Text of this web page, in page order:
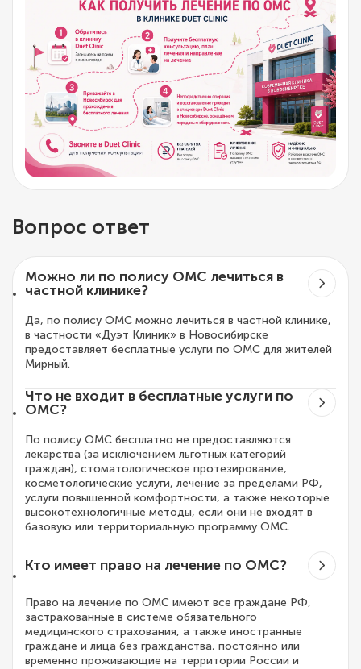
Вопрос ответ
Можно ли по полису ОМС лечиться в
частной клинике?
Да, по полису ОМС можно лечиться в частной клинике,
в частности «Дуэт Клиник» в Новосибирске
предоставляет бесплатные услуги по ОМС для жителей
Мирный.
Что не входит в бесплатные услуги по
ОМС?
По полису ОМС бесплатно не предоставляются
лекарства (за исключением льготных категорий
граждан), стоматологическое протезирование,
косметологические услуги, лечение за пределами РФ,
услуги повышенной комфортности, а также некоторые
высокотехнологичные методы, если они не входят в
базовую или территориальную программу ОМС.
Кто имеет право на лечение по ОМС?
Право на лечение по ОМС имеют все граждане РФ,
застрахованные в системе обязательного
медицинского страхования, а также иностранные
граждане и лица без гражданства, постоянно или
временно проживающие на территории России и